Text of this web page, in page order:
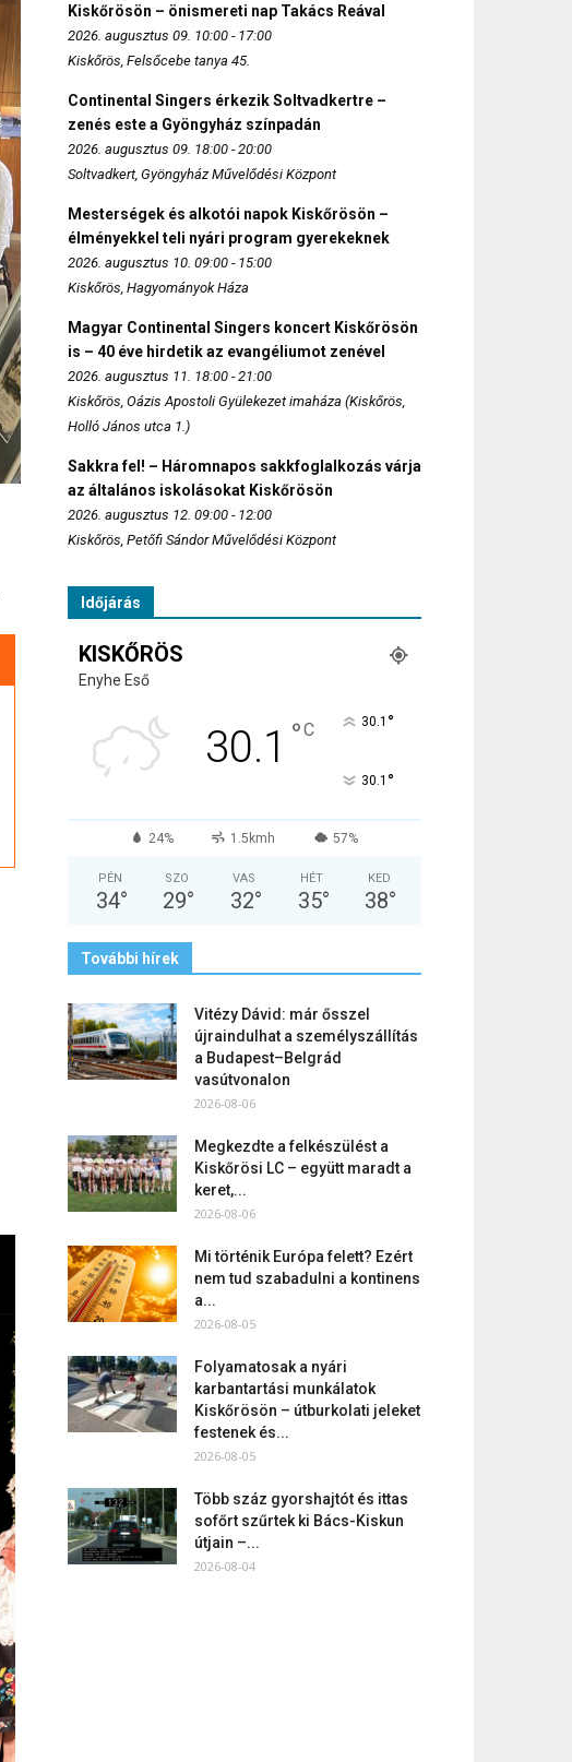
Kiskőrösön – önismereti nap Takács Reával
2026. augusztus 09. 10:00 - 17:00
Kiskőrös, Felsőcebe tanya 45.
Continental Singers érkezik Soltvadkertre –
zenés este a Gyöngyház színpadán
2026. augusztus 09. 18:00 - 20:00
Soltvadkert, Gyöngyház Művelődési Központ
Mesterségek és alkotói napok Kiskőrösön –
élményekkel teli nyári program gyerekeknek
2026. augusztus 10. 09:00 - 15:00
Kiskőrös, Hagyományok Háza
Magyar Continental Singers koncert Kiskőrösön
is – 40 éve hirdetik az evangéliumot zenével
2026. augusztus 11. 18:00 - 21:00
Kiskőrös, Oázis Apostoli Gyülekezet imaháza (Kiskőrös,
Holló János utca 1.)
Sakkra fel! – Háromnapos sakkfoglalkozás várja
az általános iskolásokat Kiskőrösön
2026. augusztus 12. 09:00 - 12:00
Kiskőrös, Petőfi Sándor Művelődési Központ
Időjárás
KISKŐRÖS
Enyhe Eső
30.1 °C 30.1 °
30.1 °
24% 1.5kmh 57%
PÉN
34°
SZO
29°
VAS
32°
HÉT
35°
KED
38°
További hírek
Vitézy Dávid: már ősszel
újraindulhat a személyszállítás
a Budapest–Belgrád
vasútvonalon
2026-08-06
Megkezdte a felkészülést a
Kiskőrösi LC – együtt maradt a
keret,...
2026-08-06
Mi történik Európa felett? Ezért
nem tud szabadulni a kontinens
a...
2026-08-05
Folyamatosak a nyári
karbantartási munkálatok
Kiskőrösön – útburkolati jeleket
festenek és...
2026-08-05
Több száz gyorshajtót és ittas
sofőrt szűrtek ki Bács-Kiskun
útjain –...
2026-08-04